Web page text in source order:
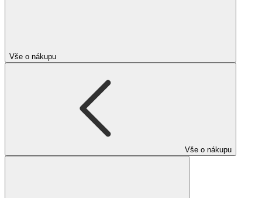
Vše o nákupu
Vše o nákupu